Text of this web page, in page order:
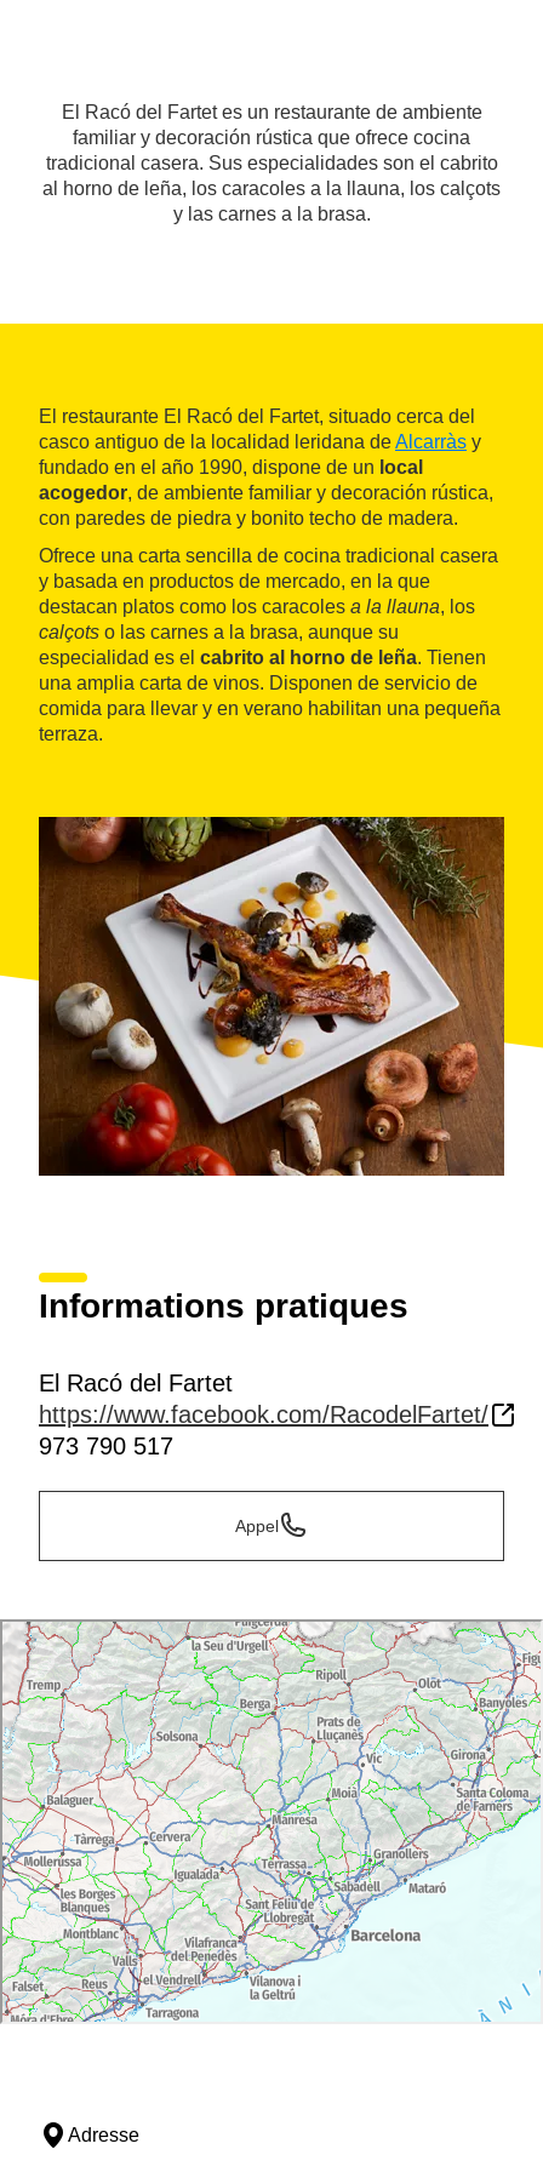
El Racó del Fartet es un restaurante de ambiente
familiar y decoración rústica que ofrece cocina
tradicional casera. Sus especialidades son el cabrito
al horno de leña, los caracoles a la llauna, los calçots
y las carnes a la brasa.
El restaurante El Racó del Fartet, situado cerca del
casco antiguo de la localidad leridana deAlcarràs y
fundado en el año 1990, dispone de un local
acogedor, de ambiente familiar y decoración rústica,
con paredes de piedra y bonito techo de madera.
Ofrece una carta sencilla de cocina tradicional casera
y basada en productos de mercado, en la que
destacan platos como los caracoles a la llauna, los
calçots o las carnes a la brasa, aunque su
especialidad es el cabrito al horno de leña. Tienen
una amplia carta de vinos. Disponen de servicio de
comida para llevar y en verano habilitan una pequeña
terraza.
Informations pratiques
El Racó del Fartet
https://www.facebook.com/RacodelFartet/
973 790 517
Appel
Adresse